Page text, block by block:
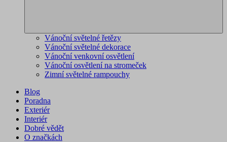
Vánoční světelné řetězy
Vánoční světelné dekorace
Vánoční venkovní osvětlení
Vánoční osvětlení na stromeček
Zimní světelné rampouchy
Blog
Poradna
Exteriér
Interiér
Dobré vědět
O značkách